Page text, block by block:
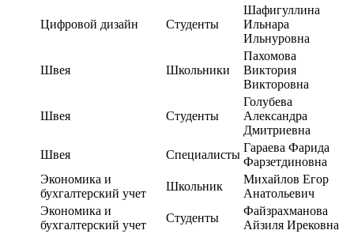
Цифровой дизайн Студенты
Шафигуллина
Ильнара
Ильнуровна
Швея Школьники
Пахомова
Виктория
Викторовна
Швея Студенты
Голубева
Александра
Дмитриевна
Швея
Специалисты
Гараева Фарида
Фарзетдиновна
Экономика и
бухгалтерский учет
Школьник
Михайлов Егор
Анатольевич
Экономика и
бухгалтерский учет
Студенты
Файзрахманова
Айзиля Ирековна